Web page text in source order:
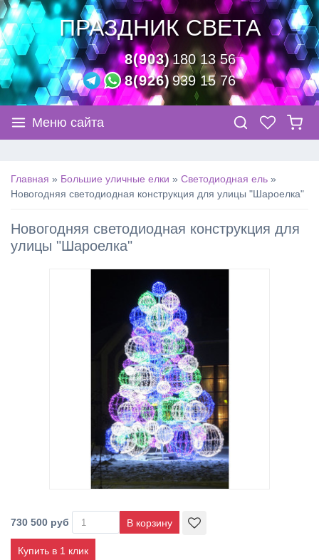
ПРАЗДНИК СВЕТА
8(903)180 13 56
8(926)939 15 76
Меню сайта
Главная » Большие уличные елки » Cветодиодная ель »
Новогодняя светодиодная конструкция для улицы "Шароелка"
Новогодняя светодиодная конструкция для
улицы "Шароелка"
730 500 руб
Купить в 1 клик